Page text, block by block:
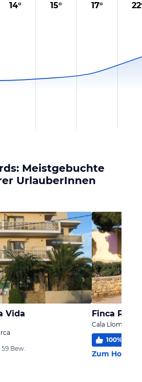
14° 15° 17° 22
Meistgebuchte
UrlauberInnen
Vida
59 Bew.
Finca
Cala
100%
Zum Hotel